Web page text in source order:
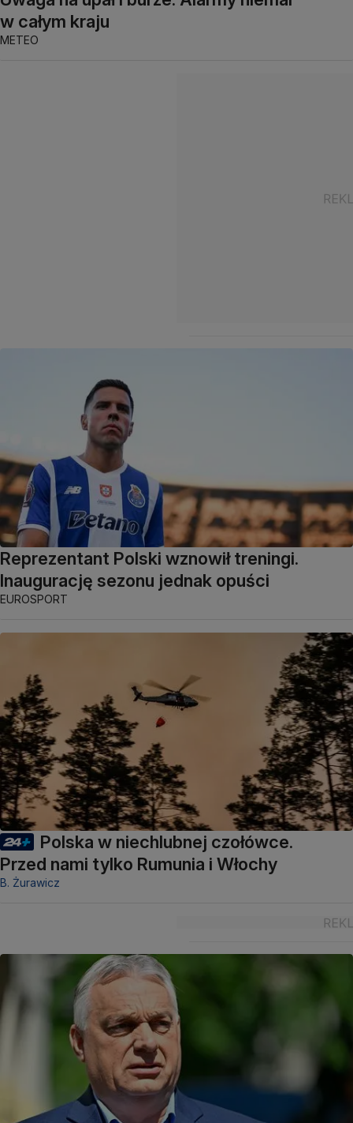
w całym kraju
METEO
Reprezentant Polski wznowił treningi.
Inaugurację sezonu jednak opuści
EUROSPORT
Polska w niechlubnej czołówce.
Przed nami tylko Rumunia i Włochy
B. Żurawicz